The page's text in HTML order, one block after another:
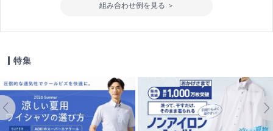
組み合わせ例を見る ＞
特集